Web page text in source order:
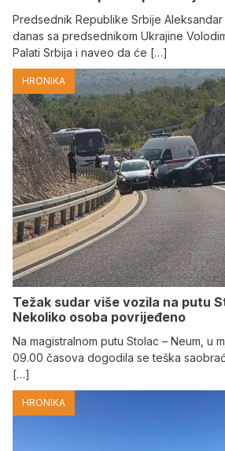
Predsednik Republike Srbije
danas sa predsednikom Ukrajine
Palati Srbija i naveo da će […]
HRONIKA
Težak sudar više vozila na putu
Nekoliko osoba povrijeđeno
Na magistralnom putu Stolac – Neum, u
09.00 časova dogodila se teška
[…]
HRONIKA